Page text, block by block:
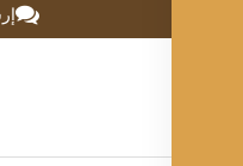
إرسال